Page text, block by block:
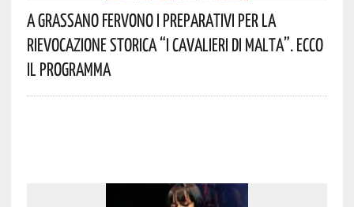
A Grassano Fervono I Preparativi Per La
Rievocazione Storica “I CAVALIERI DI MALTA”. Ecco
Il Programma